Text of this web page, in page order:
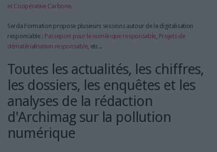
et Coopérative Carbone.
Serda Formation propose plusieurs sessions autour de la digitalisation
responsable : Passeport pour le numérique responsable, Projets de
dématérialisation responsable, etc...
Toutes les actualités, les chiffres,
les dossiers, les enquêtes et les
analyses de la rédaction
d'Archimag sur la pollution
numérique